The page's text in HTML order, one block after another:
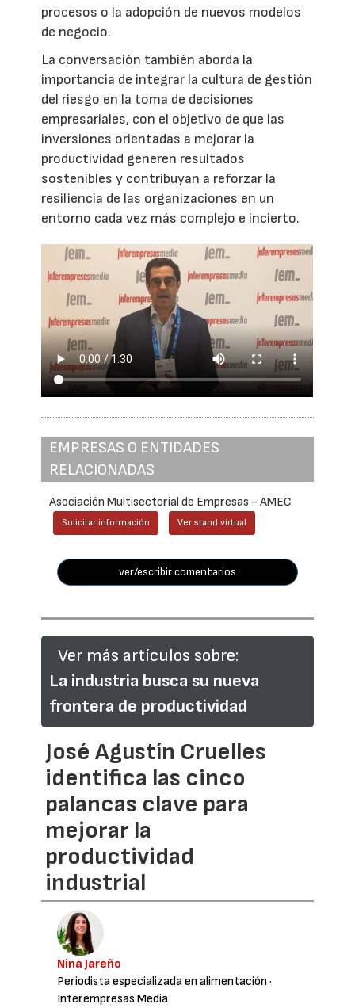
procesos o la adopción de nuevos modelos
de negocio.
La conversación también aborda la
importancia de integrar la cultura de gestión
del riesgo en la toma de decisiones
empresariales, con el objetivo de que las
inversiones orientadas a mejorar la
productividad generen resultados
sostenibles y contribuyan a reforzar la
resiliencia de las organizaciones en un
entorno cada vez más complejo e incierto.
EMPRESAS O ENTIDADES
RELACIONADAS
Asociación Multisectorial de Empresas - AMEC
Solicitar información Ver stand virtual
ver/escribir comentarios
Ver más artículos sobre:
La industria busca su nueva
frontera de productividad
José Agustín Cruelles
identifica las cinco
palancas clave para
mejorar la
productividad
industrial
Nina Jareño
Periodista especializada en alimentación ·
Interempresas Media